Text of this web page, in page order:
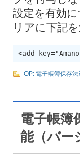
設定を有効
リアに下記
<add
OP: 電子帳簿保存
電子帳簿
能（バー